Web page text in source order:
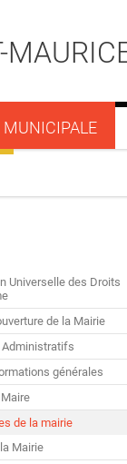
MUNICIPALE
Universelle des Droits
de la Mairie
générales
de la mairie
Mairie